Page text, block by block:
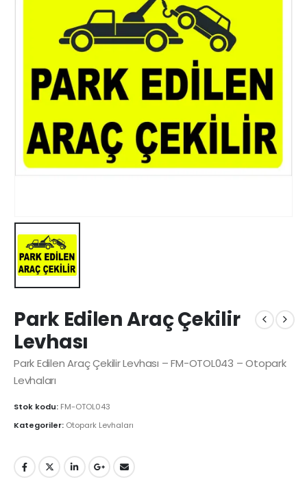
Park Edilen Araç Çekilir
Levhası
Park Edilen Araç Çekilir Levhası – FM-OTOL043 – Otopark
Levhaları
Stok kodu: FM-OTOL043
Kategoriler: Otopark Levhaları